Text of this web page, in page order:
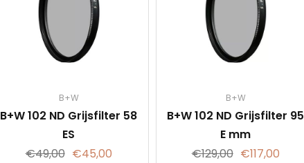
B+W
B+W 102 ND Grijsfilter 58
ES
€49,00 €45,00
B+W
B+W 102 ND Grijsfilter 95
E mm
€129,00 €117,00